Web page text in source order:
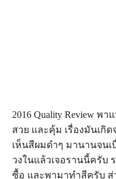
2016 Quality Review พ
สวย และคุ้ม เรื่องมันเกิ
เห็นสีผมดำๆ มานานจนเ
วงในแล้วเจอรานนี้ครับ
ซื้อ และพามาทำสีครับ